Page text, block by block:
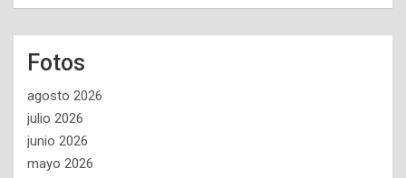
Fotos
agosto 2026
julio 2026
junio 2026
mayo 2026